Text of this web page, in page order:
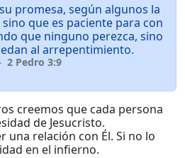
promesa, según algunos la
que es paciente para con
que ninguno perezca, sino
al arrepentimiento.
2 Pedro 3:9
creemos que cada persona
de Jesucristo.
una relación con Él. Si no lo
en el infierno.